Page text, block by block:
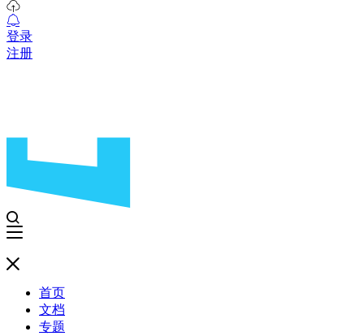
登录
注册
首页
文档
专题